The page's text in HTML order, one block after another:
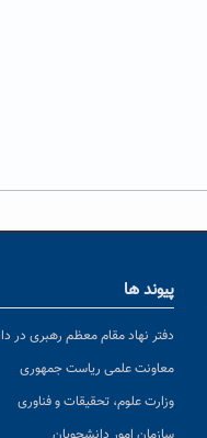
پیوند ها
دفتر نهاد مقام معظم رهبری در
معاونت علمی ریاست جمهوری
وزارت علوم، تحقیقات و فناوری